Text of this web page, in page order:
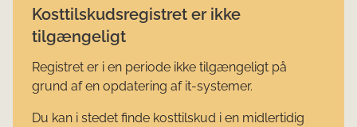
Kosttilskudsregistret er ikke
tilgængeligt
Registret er i en periode ikke tilgængeligt på
grund af en opdatering af it-systemer.
Du kan i stedet finde kosttilskud i en midlertidig